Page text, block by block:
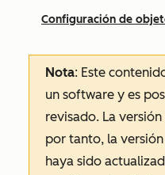
Configuración de
Nota: Este
un software y es
revisado. La
por tanto, la
haya sido